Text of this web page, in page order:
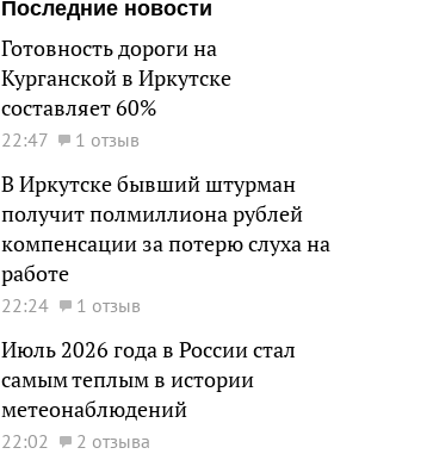
Последние новости
Готовность дороги на
Курганской в Иркутске
составляет 60%
22:47 1 отзыв
В Иркутске бывший штурман
получит полмиллиона рублей
компенсации за потерю слуха на
работе
22:24 1 отзыв
Июль 2026 года в России стал
самым теплым в истории
метеонаблюдений
22:02 2 отзыва